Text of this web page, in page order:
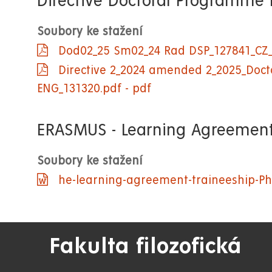
Soubory ke stažení
Dod02_25 Sm02_24 Rad
Directive 2_2024 amended
ENG_131320.pdf - pdf
ERASMUS - Learning
Soubory ke stažení
he-learning-agreement-traineeship-
Fakulta filozofická